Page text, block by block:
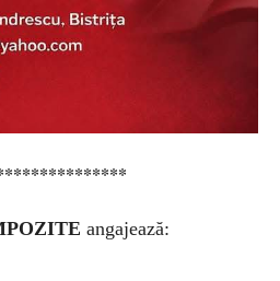
angajează: